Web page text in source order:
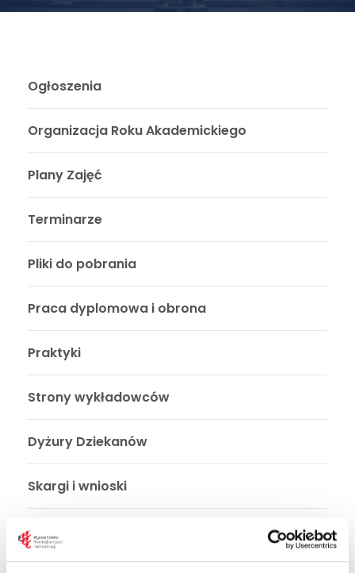
Ogłoszenia
Organizacja Roku Akademickiego
Plany Zajęć
Terminarze
Pliki do pobrania
Praca dyplomowa i obrona
Praktyki
Strony wykładowców
Dyżury Dziekanów
Skargi i wnioski
Kontakt